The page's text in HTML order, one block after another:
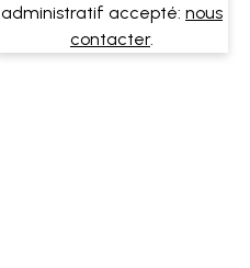
administratif accepté: nous
contacter.